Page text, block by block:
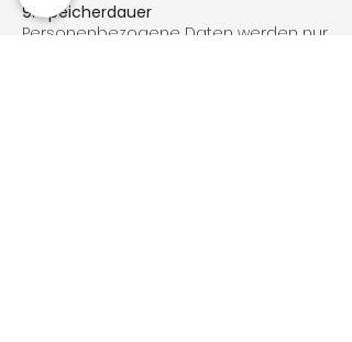
9. Speicherdauer
Personenbezogene Daten werden nur